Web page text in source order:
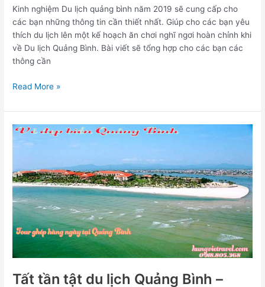
Kinh nghiệm Du lịch quảng bình năm 2019 sẽ cung cấp cho
các bạn những thông tin cần thiết nhất. Giúp cho các bạn yêu
thích du lịch lên một kế hoạch ăn chơi nghĩ ngơi hoàn chỉnh khi
về Du lịch Quảng Bình. Bài viết sẽ tổng hợp cho các bạn các
thông cần
Read More »
Tất tần tật du lịch Quảng Bình –
Tất
du
lịch
Quảng
Bình
–
chia
kinh
nghiệm